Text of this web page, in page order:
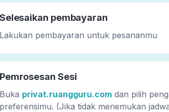
Selesaikan pembayaran
Lakukan pembayaran untuk pesananmu
Pemrosesan Sesi
Buka privat.ruangguru.comdan pilih
preferensimu. (Jika tidak menemukan